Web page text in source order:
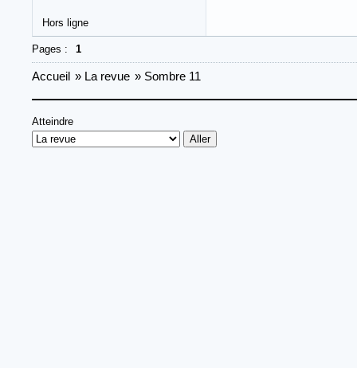
Hors ligne
Pages : 1
Accueil » La revue » Sombre 11
Atteindre